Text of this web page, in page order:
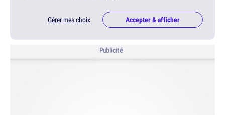
Gérer mes choix Accepter & afficher
Publicité